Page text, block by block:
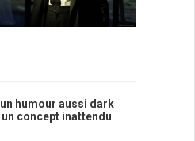
un humour aussi dark
concept inattendu